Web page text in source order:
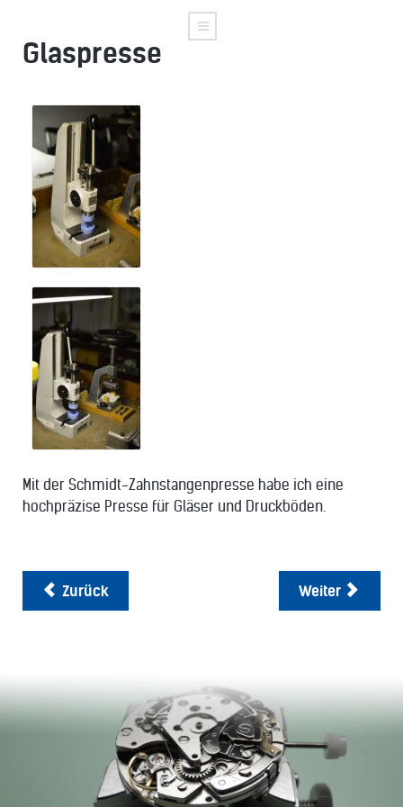
Glaspresse
Mit der Schmidt-Zahnstangenpresse habe ich eine
hochpräzise Presse für Gläser und Druckböden.
Zurück Weiter